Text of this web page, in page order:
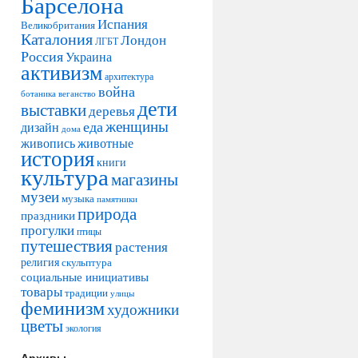
ВеликобританияИспания
Каталония ЛГБТ Лондон
РоссияУкраина
активизм архитектура
ботаника веганство война
выставкидеревьядети
дизайн дома едаженщины
живописьживотные
историякниги
культурамагазины
музеимузыка памятники
праздникиприрода
прогулкиптицы
путешествиярастения
религияскульптура
социальные инициативы
товарытрадиции улицы
феминизмхудожники
цветы экология